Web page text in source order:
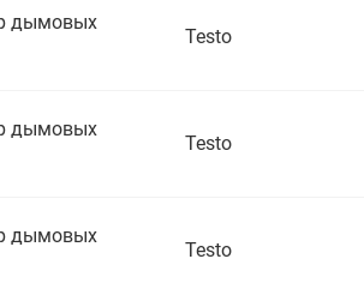
дымовых
Testo
дымовых
Testo
дымовых
Testo